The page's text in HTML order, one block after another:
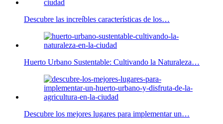
Descubre las increíbles características de los…
Huerto Urbano Sustentable: Cultivando la Naturaleza…
Descubre los mejores lugares para implementar un…